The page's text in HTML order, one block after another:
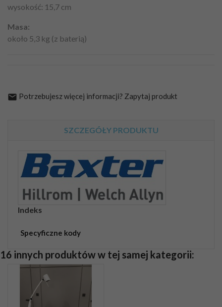
wysokość: 15,7 cm
Masa:
około 5,3 kg (z baterią)
 Potrzebujesz więcej informacji? Zapytaj produkt
SZCZEGÓŁY PRODUKTU
Indeks
Specyficzne kody
16 innych produktów w tej samej kategorii: